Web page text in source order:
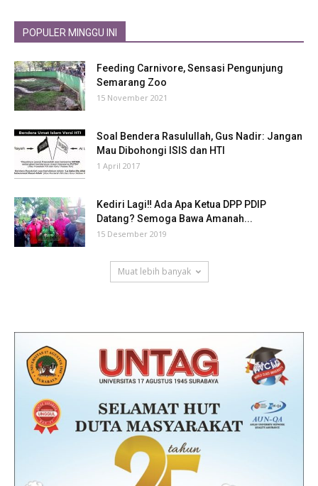
POPULER MINGGU INI
Feeding Carnivore, Sensasi Pengunjung
Semarang Zoo
15 November 2021
Soal Bendera Rasulullah, Gus Nadir: Jangan
Mau Dibohongi ISIS dan HTI
1 April 2017
Kediri Lagi‼ Ada Apa Ketua DPP PDIP
Datang? Semoga Bawa Amanah...
15 Desember 2019
Muat lebih banyak